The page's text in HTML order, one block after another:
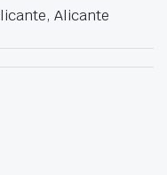
Alicante